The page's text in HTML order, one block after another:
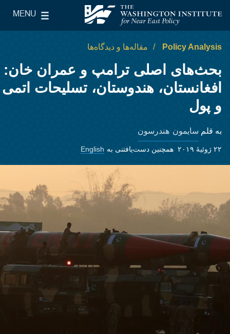
The Washington Institute for Near East Policy
MENU
Main Menu
Policy Analysis مقاله‌ها و دیدگاه‌ها
بحث‌های اصلی ترامپ و عمران ‌خان:
افغانستان، هندوستان، تسلیحات اتمی
و پول
به قلم سایمون هندرسون
۲۲ ژوئیهٔ ۲۰۱۹ همچنین دست‌یافتنی به English